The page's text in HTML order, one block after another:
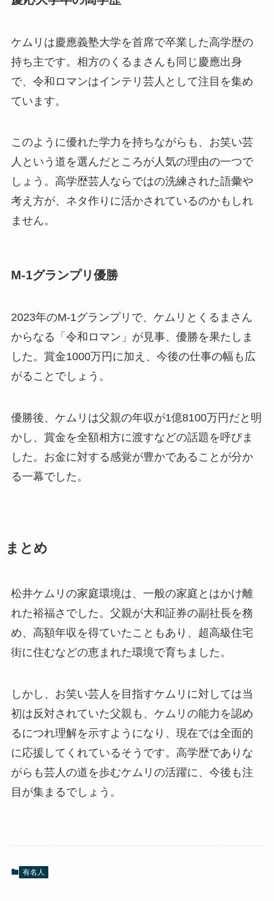
ケムリは慶應義塾大学を首席で卒業した高学歴の
持ち主です。相方のくるまさんも同じ慶應出身
で、令和ロマンはインテリ芸人として注目を集め
ています。
このように優れた学力を持ちながらも、お笑い芸
人という道を選んだところが人気の理由の一つで
しょう。高学歴芸人ならではの洗練された語彙や
考え方が、ネタ作りに活かされているのかもしれ
ません。
M-1グランプリ優勝
2023年のM-1グランプリで、ケムリとくるまさん
からなる「令和ロマン」が見事、優勝を果たしま
した。賞金1000万円に加え、今後の仕事の幅も広
がることでしょう。
優勝後、ケムリは父親の年収が1億8100万円だと明
かし、賞金を全額相方に渡すなどの話題を呼びま
した。お金に対する感覚が豊かであることが分か
る一幕でした。
まとめ
松井ケムリの家庭環境は、一般の家庭とはかけ離
れた裕福さでした。父親が大和証券の副社長を務
め、高額年収を得ていたこともあり、超高級住宅
街に住むなどの恵まれた環境で育ちました。
しかし、お笑い芸人を目指すケムリに対しては当
初は反対されていた父親も、ケムリの能力を認め
るにつれ理解を示すようになり、現在では全面的
に応援してくれているそうです。高学歴でありな
がらも芸人の道を歩むケムリの活躍に、今後も注
目が集まるでしょう。
有名人